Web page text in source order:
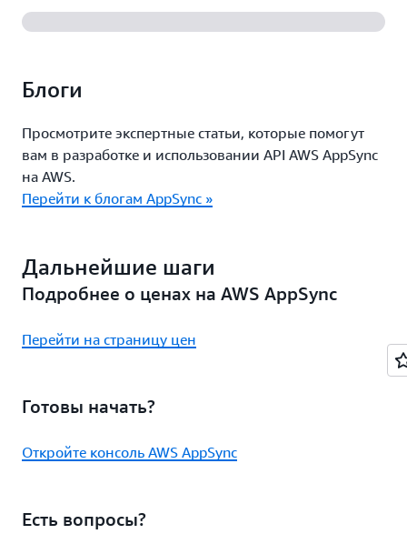
Блоги
Просмотрите экспертные статьи, которые помогут
вам в разработке и использовании API AWS AppSync
на AWS.
Перейти к блогам AppSync »
Дальнейшие шаги
Подробнее о ценах на AWS AppSync
Перейти на страницу цен
Готовы начать?
Откройте консоль AWS AppSync
Есть вопросы?